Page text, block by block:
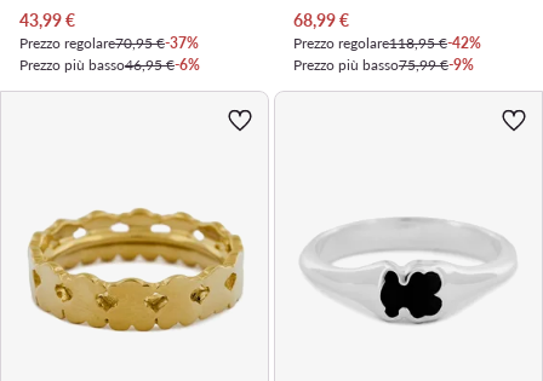
Prezzo attuale
43,99€
Prezzo regolare70,95 €-37%
Prezzo più basso46,95 €-6%
Prezzo attuale
68,99€
Prezzo regolare118,95 €-42%
Prezzo più basso75,99 €-9%